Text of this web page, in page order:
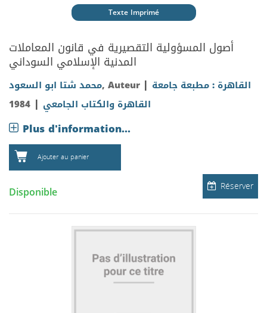
Texte Imprimé
أصول المسؤولية التقصيرية في قانون المعاملات
المدنية الإسلامي السوداني
محمد شتا ابو السعود, Auteur | القاهرة : مطبعة جامعة
القاهرة والكتاب الجامعي |
1984
Plus d'information...
Ajouter au panier
Réserver
Disponible